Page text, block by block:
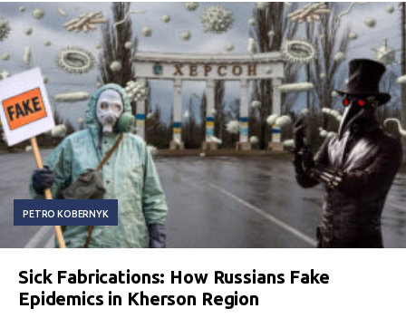
PETRO KOBERNYK
Sick Fabrications: How Russians Fake
Epidemics in Kherson Region